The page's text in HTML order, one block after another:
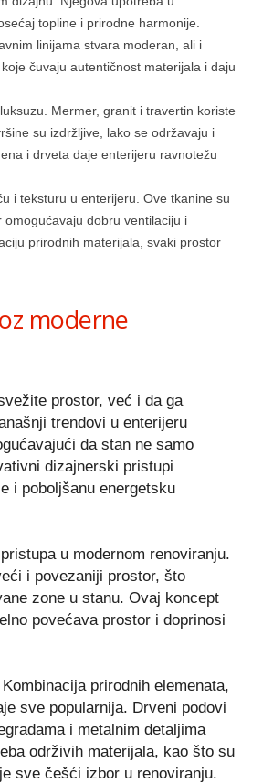
topline i prirodne harmonije.
linijama stvara moderan, ali i
čuvaju autentičnost materijala i daju
Mermer, granit i travertin koriste
su izdržljive, lako se održavaju i
i drveta daje enterijeru ravnotežu
i teksturu u enterijeru. Ove tkanine su
dobru ventilaciju i
prirodnih materijala, svaki prostor
moderne
prostor, već i da ga
trendovi u enterijeru
da stan ne samo
dizajnerski pristupi
i poboljšanu energetsku
u modernom renoviranju.
i povezaniji prostor, što
zone u stanu. Ovaj koncept
povećava prostor i doprinosi
prirodnih elemenata,
sve popularnija. Drveni podovi
i metalnim detaljima
održivih materijala, kao što su
sve češći izbor u renoviranju.